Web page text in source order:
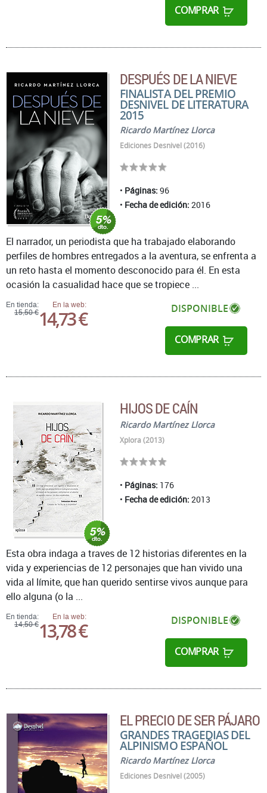
COMPRAR
DESPUÉS DE LA NIEVE
FINALISTA DEL PREMIO
DESNIVEL DE LITERATURA
2015
Ricardo Martínez Llorca
Ediciones Desnivel (2016)
Páginas: 96
Fecha de edición: 2016
En tienda:
15,50 €
En la web:
14,73 € DISPONIBLE
COMPRAR
El narrador, un periodista que ha trabajado elaborando
perfiles de hombres entregados a la aventura, se enfrenta a
un reto hasta el momento desconocido para él. En esta
ocasión la casualidad hace que se tropiece ...
HIJOS DE CAÍN
Ricardo Martínez Llorca
Xplora (2013)
Páginas: 176
Fecha de edición: 2013
En tienda:
14,50 €
En la web:
13,78 € DISPONIBLE
COMPRAR
Esta obra indaga a traves de 12 historias diferentes en la
vida y experiencias de 12 personajes que han vivido una
vida al límite, que han querido sentirse vivos aunque para
ello alguna (o la ...
EL PRECIO DE SER PÁJARO
GRANDES TRAGEDIAS DEL
ALPINISMO ESPAÑOL
Ricardo Martínez Llorca
Ediciones Desnivel (2005)